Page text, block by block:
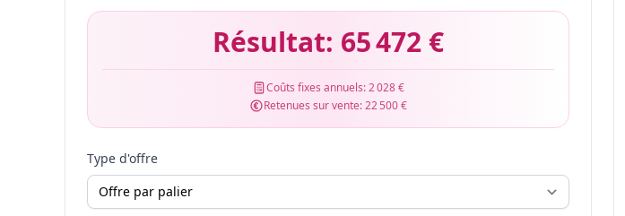
Résultat: 65 472 €
Coûts fixes annuels:2 028 €
Retenues sur vente:22 500 €
Type d'offre